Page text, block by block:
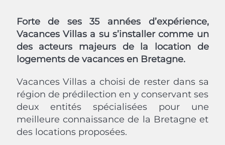
Forte de ses 35 années d’expérience,
Vacances Villas a su s’installer comme un
des acteurs majeurs de la location de
logements de vacances en Bretagne.
Vacances Villas a choisi de rester dans sa
région de prédilection en y conservant ses
deux entités spécialisées pour une
meilleure connaissance de la Bretagne et
des locations proposées.